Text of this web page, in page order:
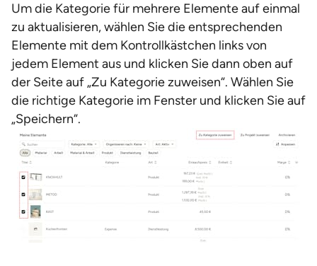
Um die Kategorie für mehrere Elemente auf einmal
zu aktualisieren, wählen Sie die entsprechenden
Elemente mit dem Kontrollkästchen links von
jedem Element aus und klicken Sie dann oben auf
der Seite auf „Zu Kategorie zuweisen“. Wählen Sie
die richtige Kategorie im Fenster und klicken Sie auf
„Speichern“.